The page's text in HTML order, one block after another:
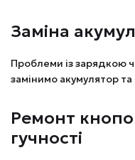
Заміна
Проблеми із зарядкою
замінимо акумулятор
Ремонт
гучності